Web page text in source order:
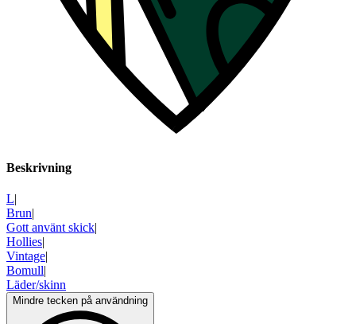
Beskrivning
L|
Brun|
Gott använt skick|
Hollies|
Vintage|
Bomull|
Läder/skinn
Mindre tecken på användning